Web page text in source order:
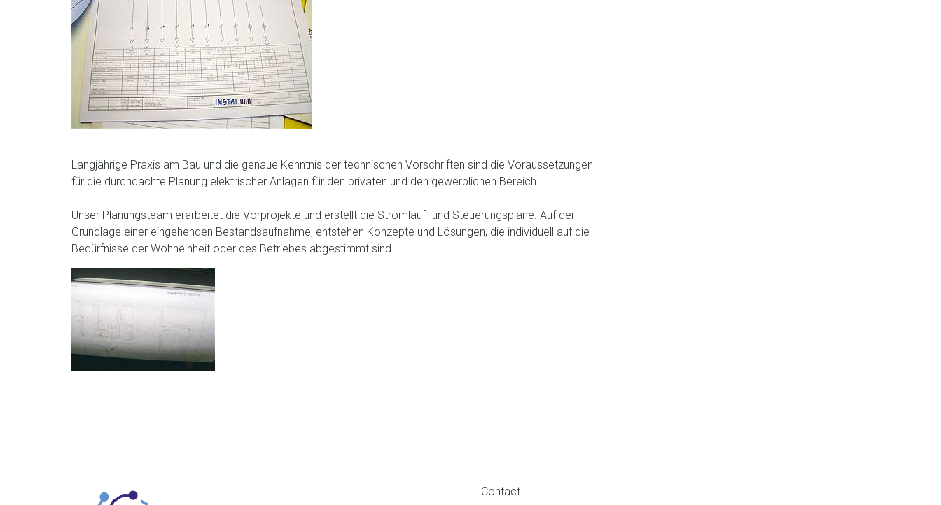
Langjährige Praxis am Bau und die genaue Kenntnis der technischen Vorschriften sind die Voraussetzungen
für die durchdachte Planung elektrischer Anlagen für den privaten und den gewerblichen Bereich.
Unser Planungsteam erarbeitet die Vorprojekte und erstellt die Stromlauf- und Steuerungspläne. Auf der
Grundlage einer eingehenden Bestandsaufnahme, entstehen Konzepte und Lösungen, die individuell auf die
Bedürfnisse der Wohneinheit oder des Betriebes abgestimmt sind.
Contact